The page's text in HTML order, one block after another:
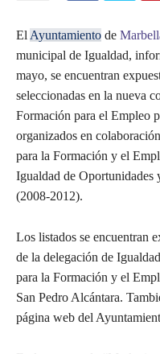
ElAyuntamiento de
municipal de Igualdad,
mayo, se encuentran
seleccionadas en la nueva
Formación para el Empleo
organizados en
para la Formación y el
Igualdad de Oportunidades
(2008-2012).
Los listados se encuentran
de la delegación de
para la Formación y el
San Pedro Alcántara.
página web del